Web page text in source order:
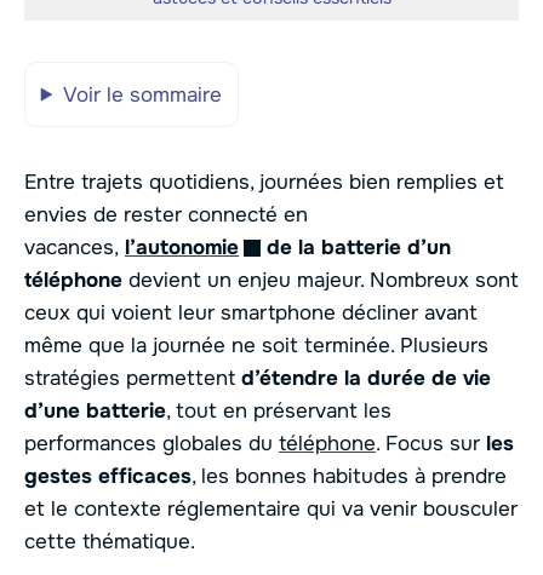
Voir le sommaire
Entre trajets quotidiens, journées bien remplies et
envies de rester connecté en
vacances, l’autonomie
de la batterie d’un
téléphone devient un enjeu majeur. Nombreux sont
ceux qui voient leur smartphone décliner avant
même que la journée ne soit terminée. Plusieurs
stratégies permettent d’étendre la durée de vie
d’une batterie, tout en préservant les
performances globales du téléphone. Focus sur les
gestes efficaces, les bonnes habitudes à prendre
et le contexte réglementaire qui va venir bousculer
cette thématique.